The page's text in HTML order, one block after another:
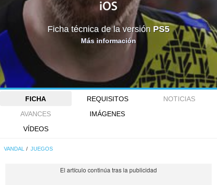
Ficha técnica de la versión PS5
Más información
FICHA REQUISITOS
NOTICIAS
AVANCES
IMÁGENES
VÍDEOS
VANDAL JUEGOS